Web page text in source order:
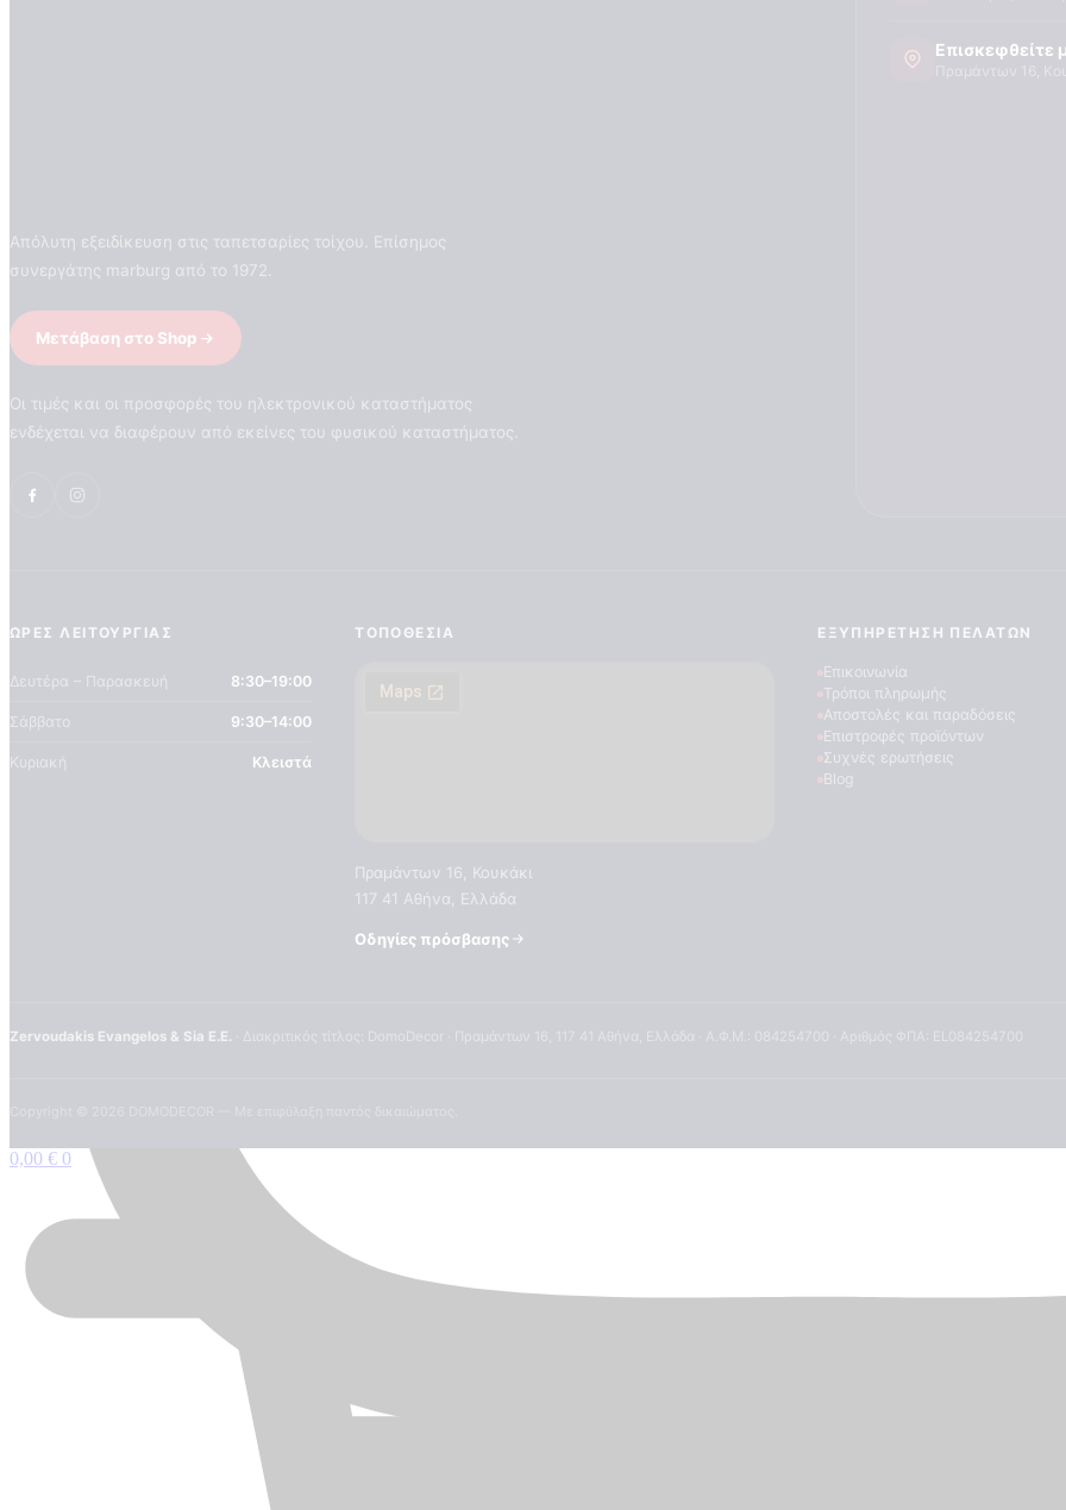
Απόλυτη εξειδίκευση στις ταπετσαρίες τοίχου. Επίσημος
συνεργάτης marburg από το 1972.
Μετάβαση στο Shop
Οι τιμές και οι προσφορές του ηλεκτρονικού καταστήματος
ενδέχεται να διαφέρουν από εκείνες του φυσικού καταστήματος.
Επισκεφθείτε
ΏΡΕΣ ΛΕΙΤΟΥΡΓΊΑΣ
Δευτέρα – Παρασκευή 8:30–19:00
Σάββατο 9:30–14:00
Κυριακή Κλειστά
ΤΟΠΟΘΕΣΊΑ
Πραμάντων 16, Κουκάκι
117 41 Αθήνα, Ελλάδα
Οδηγίες πρόσβασης
ΕΞΥΠΗΡΈΤΗΣΗ ΠΕΛΑΤΏΝ
Επικοινωνία
Τρόποι πληρωμής
Αποστολές και παραδόσεις
Επιστροφές προϊόντων
Συχνές ερωτήσεις
Blog
Zervoudakis Evangelos & Sia E.E.
0,00 € 0